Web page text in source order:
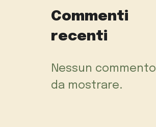
Commenti
recenti
Nessun commento
da mostrare.